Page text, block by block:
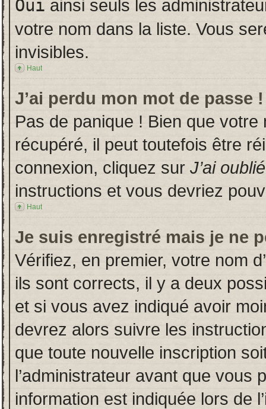
Oui ainsi seuls les
votre nom dans la liste. Vous
invisibles.
Haut
J’ai perdu mon mot de passe !
Pas de panique ! Bien que
récupéré, il peut toutefois être
connexion, cliquez sur J’ai
instructions et vous devriez
Haut
Je suis enregistré mais je ne
Vérifiez, en premier, votre nom
ils sont corrects, il y a deux
et si vous avez indiqué avoir
devrez alors suivre les
que toute nouvelle inscription
l’administrateur avant que vous
information est indiquée lors de